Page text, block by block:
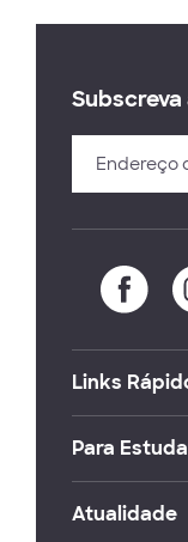
Links
Para
Atualidade